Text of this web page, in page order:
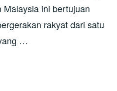
ini bertujuan
rakyat dari satu
…